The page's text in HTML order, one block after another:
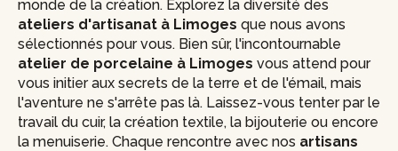
monde de la création. Explorez la diversité des
ateliers d'artisanat à Limoges que nous avons
sélectionnés pour vous. Bien sûr, l'incontournable
atelier de porcelaine à Limoges vous attend pour
vous initier aux secrets de la terre et de l'émail, mais
l'aventure ne s'arrête pas là. Laissez-vous tenter par le
travail du cuir, la création textile, la bijouterie ou encore
la menuiserie. Chaque rencontre avec nos artisans